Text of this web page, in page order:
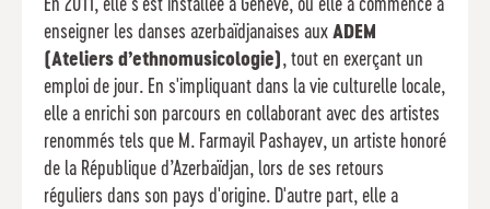
En 2011, elle s'est installée à Genève, où elle a commencé à
enseigner les danses azerbaïdjanaises aux ADEM
(Ateliers d’ethnomusicologie) , tout en exerçant un
emploi de jour. En s'impliquant dans la vie culturelle locale,
elle a enrichi son parcours en collaborant avec des artistes
renommés tels que M. Farmayil Pashayev, un artiste honoré
de la République d’Azerbaïdjan, lors de ses retours
réguliers dans son pays d'origine. D'autre part, elle a